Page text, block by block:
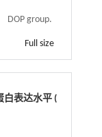
DOP group.
Full size
白表达水平 (